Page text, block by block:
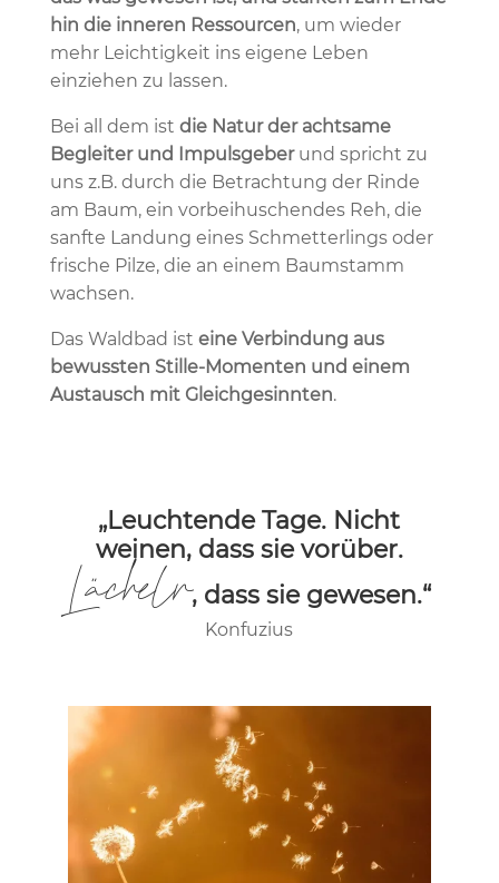
hin die inneren Ressourcen, um wieder
mehr Leichtigkeit ins eigene Leben
einziehen zu lassen.
Bei all dem ist die Natur der achtsame
Begleiter und Impulsgeberund spricht zu
uns z.B. durch die Betrachtung der Rinde
am Baum, ein vorbeihuschendes Reh, die
sanfte Landung eines Schmetterlings oder
frische Pilze, die an einem Baumstamm
wachsen.
Das Waldbad ist eine Verbindung aus
bewussten Stille-Momenten und einem
Austausch mit Gleichgesinnten.
„Leuchtende Tage. Nicht
weinen, dass sie vorüber.
Lächeln, dass sie gewesen.“
Konfuzius